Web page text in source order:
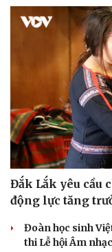
Đắk Lắk yêu cầu
động lực tăng
Đoàn học sinh
thi Lễ hội Âm